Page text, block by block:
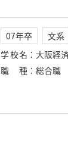
07年卒 文系
学校名 ： 大阪経
職種 ： 総合職